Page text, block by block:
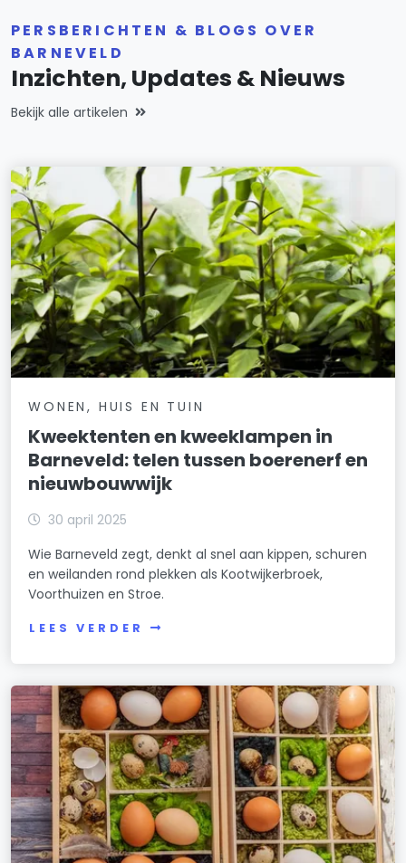
PERSBERICHTEN & BLOGS OVER
BARNEVELD
Inzichten, Updates & Nieuws
Bekijk alle artikelen
WONEN, HUIS EN TUIN
Kweektenten en kweeklampen in
Barneveld: telen tussen boerenerf en
nieuwbouwwijk
30 april 2025
Wie Barneveld zegt, denkt al snel aan kippen, schuren
en weilanden rond plekken als Kootwijkerbroek,
Voorthuizen en Stroe.
LEES VERDER